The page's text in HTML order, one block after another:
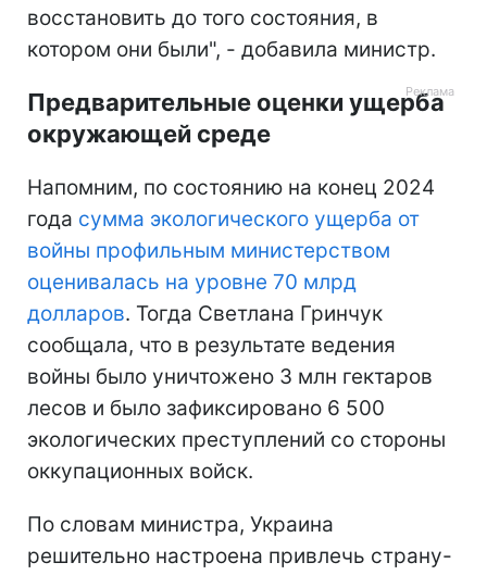
восстановить до того состояния, в
котором они были", - добавила министр.
Предварительные оценки ущерба
окружающей среде
Напомним, по состоянию на конец 2024
года сумма экологического ущерба от
войны профильным министерством
оценивалась на уровне 70 млрд
долларов. Тогда Светлана Гринчук
сообщала, что в результате ведения
войны было уничтожено 3 млн гектаров
лесов и было зафиксировано 6 500
экологических преступлений со стороны
оккупационных войск.
По словам министра, Украина
решительно настроена привлечь страну-